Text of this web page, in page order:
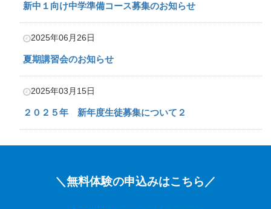
新中１向け中学準備コース募集のお知らせ
2025年06月26日
夏期講習会のお知らせ
2025年03月15日
２０２５年 新年度生徒募集について２
＼無料体験の申込みはこちら／